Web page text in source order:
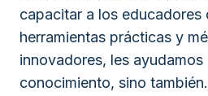
capacitar a los educadores
herramientas prácticas y
innovadores, les
conocimiento, sino